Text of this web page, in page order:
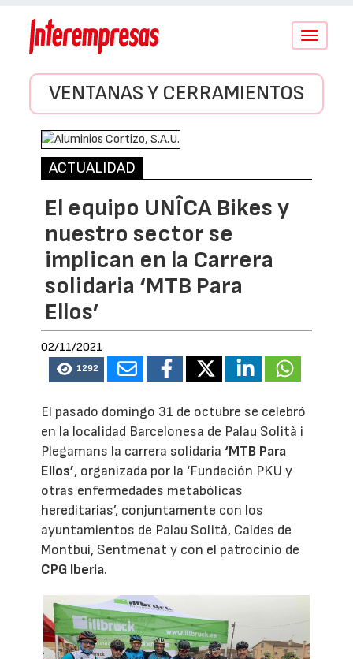
Conmutar
VENTANAS Y CERRAMIENTOS
ACTUALIDAD
El equipo UNÎCA Bikes y
nuestro sector se
implican en la Carrera
solidaria ‘MTB Para
Ellos’
02/11/2021
1292
El pasado domingo 31 de octubre se celebró
en la localidad Barcelonesa de Palau Solità i
Plegamans la carrera solidaria ‘MTB Para
Ellos’, organizada por la ‘Fundación PKU y
otras enfermedades metabólicas
hereditarias’, conjuntamente con los
ayuntamientos de Palau Solità, Caldes de
Montbui, Sentmenat y con el patrocinio de
CPG Iberia.